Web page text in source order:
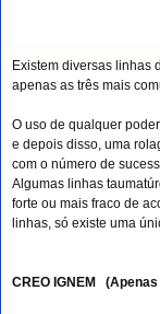
Existem diversas linhas
apenas as três mais
O uso de qualquer
e depois disso, uma
com o número de
Algumas linhas
forte ou mais fraco de
linhas, só existe uma
CREO IGNEM